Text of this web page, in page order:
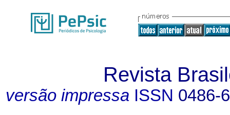
Revista
versão impressa ISSN 0486-